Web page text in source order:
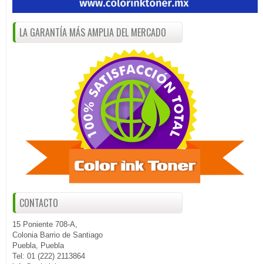
LA GARANTÍA MÁS AMPLIA DEL MERCADO
CONTACTO
15 Poniente 708-A,
Colonia Barrio de Santiago
Puebla, Puebla
Tel: 01 (222) 2113864